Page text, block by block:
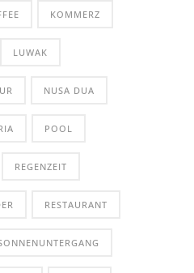
KOMMERZ
LUWAK
NUSA DUA
POOL
REGENZEIT
RESTAURANT